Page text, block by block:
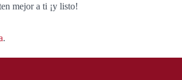
mejor a ti ¡y listo!
.